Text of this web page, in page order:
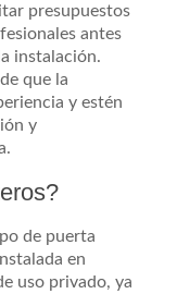
presupuestos
antes
instalación.
que la
y estén
y
de puerta
en
uso privado, ya